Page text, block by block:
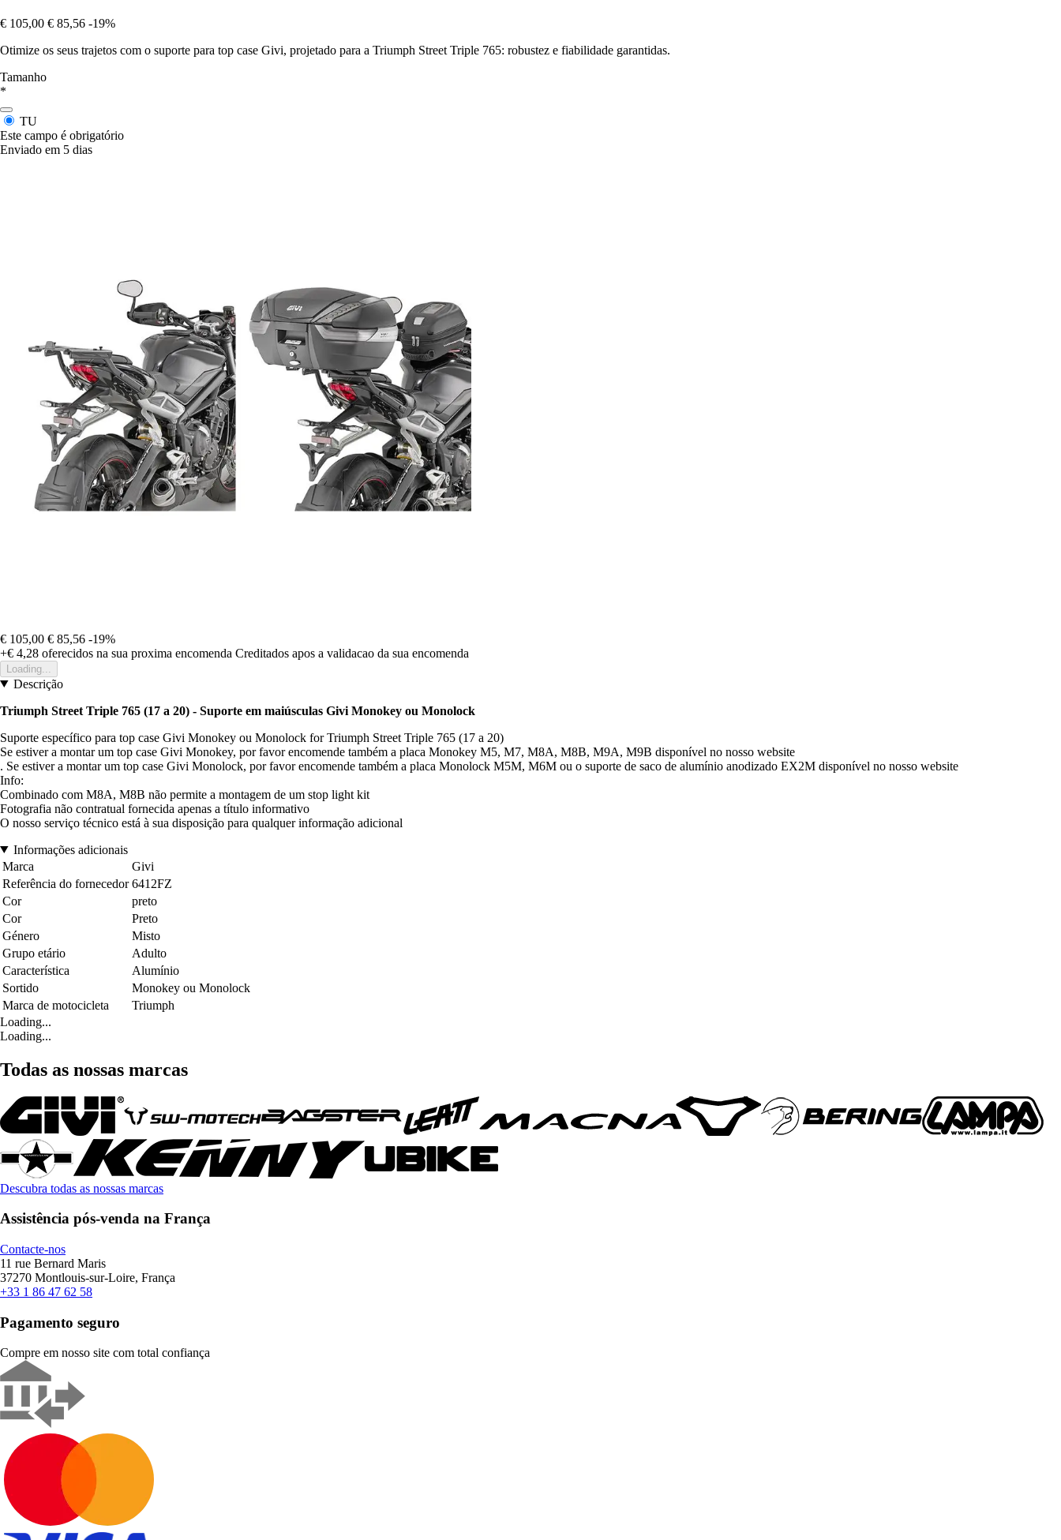
€ 105,00 € 85,56 -19%
Otimize os seus trajetos com o suporte para top case Givi, projetado para a Triumph Street Triple 765: robustez e fiabilidade garantidas.
Tamanho
*
TU
Este campo é obrigatório
Enviado em 5 dias
€ 105,00 € 85,56 -19%
+€ 4,28 oferecidos na sua proxima encomenda Creditados apos a validacao da sua encomenda
Loading...
Descrição
Triumph Street Triple 765 (17 a 20) - Suporte em maiúsculas Givi Monokey ou Monolock
Suporte específico para top case Givi Monokey ou Monolock for Triumph Street Triple 765 (17 a 20)
Se estiver a montar um top case Givi Monokey, por favor encomende também a placa Monokey M5, M7, M8A, M8B, M9A, M9B disponível no nosso website
. Se estiver a montar um top case Givi Monolock, por favor encomende também a placa Monolock M5M, M6M ou o suporte de saco de alumínio anodizado EX2M disponível no nosso website
Info:
Combinado com M8A, M8B não permite a montagem de um stop light kit
Fotografia não contratual fornecida apenas a título informativo
O nosso serviço técnico está à sua disposição para qualquer informação adicional
Informações adicionais
Marca
Givi
Referência do fornecedor 6412FZ
Cor
preto
Cor
Preto
Género
Misto
Grupo etário
Adulto
Característica
Alumínio
Sortido
Monokey ou Monolock
Marca de motocicleta
Triumph
Loading...
Loading...
Todas as nossas marcas
Descubra todas as nossas marcas
Assistência pós-venda na França
Contacte-nos
11 rue Bernard Maris
37270 Montlouis-sur-Loire, França
+33 1 86 47 62 58
Pagamento seguro
Compre em nosso site com total confiança